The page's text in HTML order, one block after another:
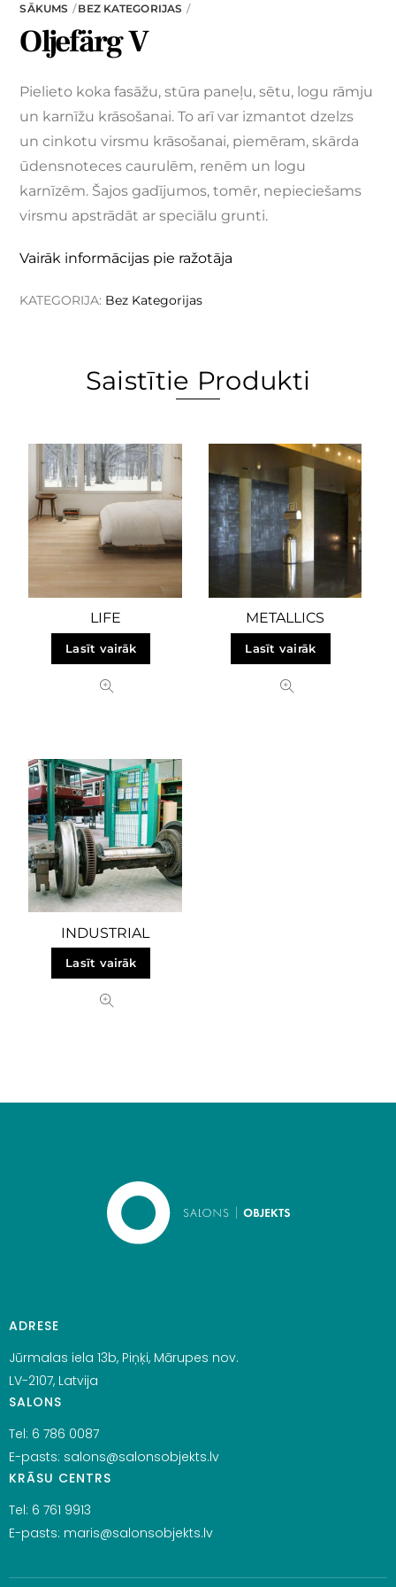
SĀKUMS BEZ KATEGORIJAS
Oljefärg V
Pielieto koka fasāžu, stūra paneļu, sētu, logu rāmju
un karnīžu krāsošanai. To arī var izmantot dzelzs
un cinkotu virsmu krāsošanai, piemēram, skārda
ūdensnoteces caurulēm, renēm un logu
karnīzēm. Šajos gadījumos, tomēr, nepieciešams
virsmu apstrādāt ar speciālu grunti.
Vairāk informācijas pie ražotāja
KATEGORIJA: Bez Kategorijas
Saistītie Produkti
LIFE
Lasīt vairāk
METALLICS
Lasīt vairāk
INDUSTRIAL
Lasīt vairāk
ADRESE
Jūrmalas iela 13b, Piņķi, Mārupes nov.
LV-2107, Latvija
SALONS
Tel: 6 786 0087
E-pasts: salons@salonsobjekts.lv
KRĀSU CENTRS
Tel: 6 761 9913
E-pasts: maris@salonsobjekts.lv